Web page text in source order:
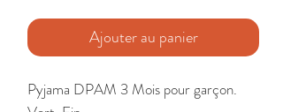
Ajouter au panier
Pyjama DPAM 3 Mois pour garçon.